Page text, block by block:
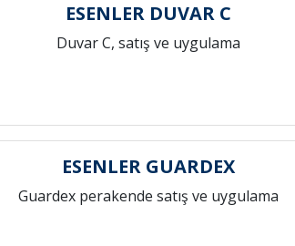
ESENLER DUVAR C
Duvar C, satış ve uygulama
ESENLER GUARDEX
Guardex perakende satış ve uygulama